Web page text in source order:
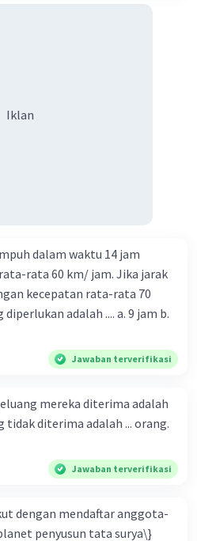
Iklan
dalam waktu 14 jam
rata 60 km/ jam. Jika jarak
kecepatan rata-rata 70
adalah .... a. 9 jam b.
Jawaban terverifikasi
mereka diterima adalah
tidak diterima adalah ... orang.
Jawaban terverifikasi
dengan mendaftar anggota-
penyusun tata surya\}